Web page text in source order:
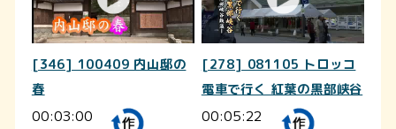
[346] 100409 内山邸の
春
00:03:00
[278] 081105 トロッコ
電車で行く 紅葉の黒部峡谷
00:05:22